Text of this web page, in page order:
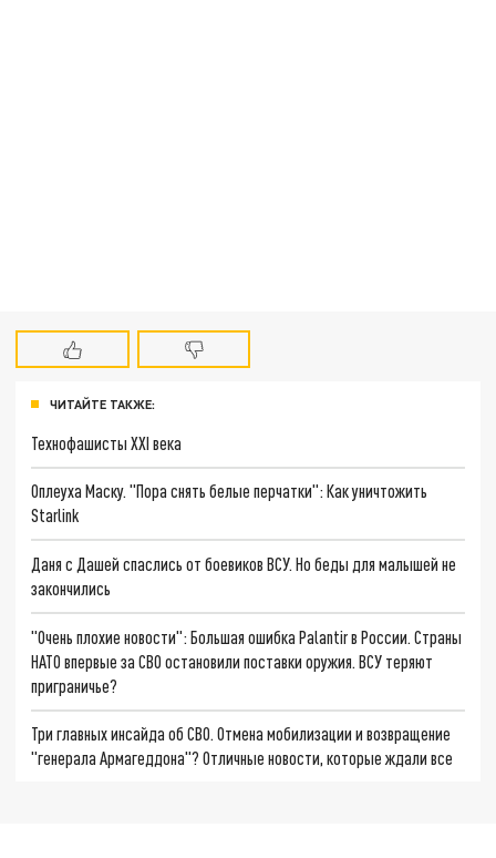
ЧИТАЙТЕ ТАКЖЕ:
Технофашисты XXI века
Оплеуха Маску. "Пора снять белые перчатки": Как уничтожить
Starlink
Даня с Дашей спаслись от боевиков ВСУ. Но беды для малышей не
закончились
"Очень плохие новости": Большая ошибка Palantir в России. Страны
НАТО впервые за СВО остановили поставки оружия. ВСУ теряют
приграничье?
Три главных инсайда об СВО. Отмена мобилизации и возвращение
"генерала Армагеддона"? Отличные новости, которые ждали все